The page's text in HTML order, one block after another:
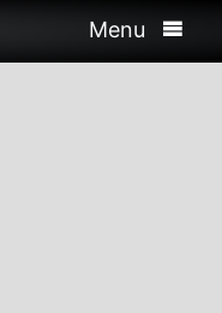
Menu